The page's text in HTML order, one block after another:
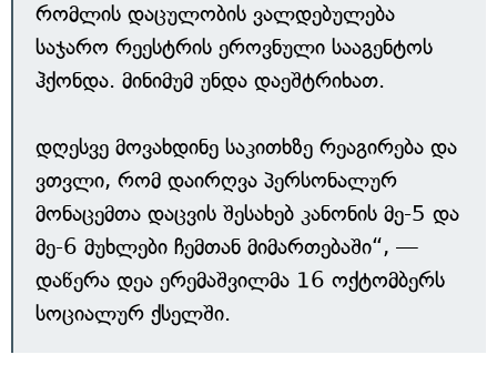
რომლის დაცულობის ვალდებულება
საჯარო რეესტრის ეროვნული სააგენტოს
ჰქონდა. მინიმუმ უნდა დაეშტრიხათ.
დღესვე მოვახდინე საკითხზე რეაგირება და
ვთვლი, რომ დაირღვა პერსონალურ
მონაცემთა დაცვის შესახებ კანონის მე-5 და
მე-6 მუხლები ჩემთან მიმართებაში“, —
დაწერა დეა ერემაშვილმა 16 ოქტომბერს
სოციალურ ქსელში.